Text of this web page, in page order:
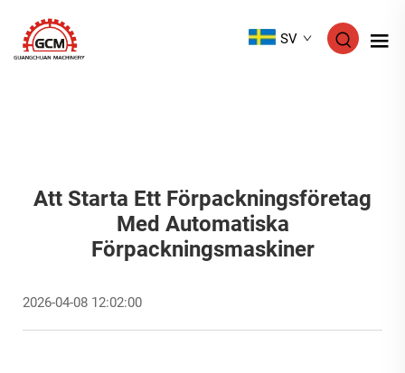
SV
Att Starta Ett Förpackningsföretag
Med Automatiska
Förpackningsmaskiner
2026-04-08 12:02:00